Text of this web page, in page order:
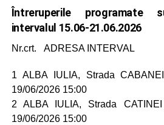
Întreruperile programate
intervalul 15.06-21.06.2026
Nr.crt. ADRESA INTERVAL
1 ALBA IULIA, Strada
19/06/2026 15:00
2 ALBA IULIA, Strada
19/06/2026 15:00